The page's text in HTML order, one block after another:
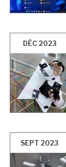
DÉC 2023
SEPT 2023